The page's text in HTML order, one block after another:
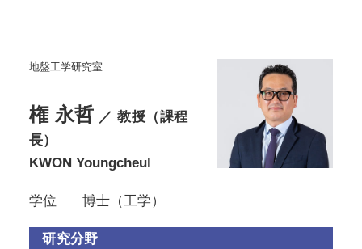
地盤工学研究室
権 永哲 ／ 教授（課程
長）
KWON Youngcheul
学位 博士（工学）
研究分野